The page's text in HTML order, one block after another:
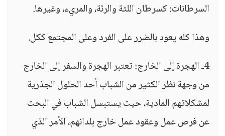
السرطانات: كسرطان اللثة والرئة، والمريء، وغيرها.
وهذا كله يعود بالضرر على الفرد وعلى المجتمع ككل.
4ـ الهجرة إلى الخارج: تعتبر الهجرة والسفر إلى الخارج
من وجهة نظر الكثير من الشباب أحد الحلول الجذرية
لمشكلاتهم المادية، حيث يستبسل الشباب في البحث
عن فرص عمل وعقود عمل خارج بلدانهم، الأمر الذي